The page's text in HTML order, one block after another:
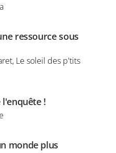
ressource sous
Le soleil des p'tits
l'enquête !
monde plus